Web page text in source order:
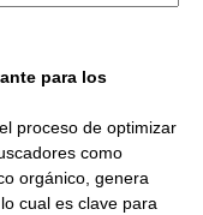
para los
proceso de optimizar
como
orgánico, genera
cual es clave para